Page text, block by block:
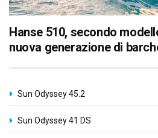
Hanse 510, secondo
nuova generazione di
Sun Odyssey 45.2
Sun Odyssey 41 DS